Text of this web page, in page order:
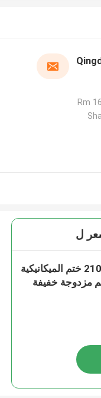
Rm
ل
جون كرين نوع 2100 ختم الميكانيكية
مزدوجة خفيفة